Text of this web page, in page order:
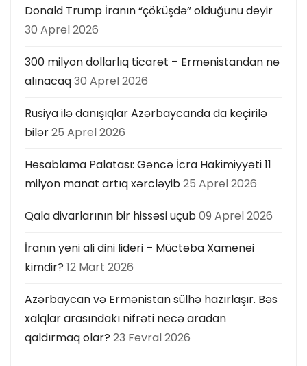
Donald Trump İranın “çöküşdə” olduğunu deyir
30 Aprel 2026
300 milyon dollarlıq ticarət – Ermənistandan nə
alınacaq30 Aprel 2026
Rusiya ilə danışıqlar Azərbaycanda da keçirilə
bilər25 Aprel 2026
Hesablama Palatası: Gəncə İcra Hakimiyyəti 11
milyon manat artıq xərcləyib25 Aprel 2026
Qala divarlarının bir hissəsi uçub09 Aprel 2026
İranın yeni ali dini lideri – Müctəba Xamenei
kimdir? 12 Mart 2026
Azərbaycan və Ermənistan sülhə hazırlaşır. Bəs
xalqlar arasındakı nifrəti necə aradan
qaldırmaq olar? 23 Fevral 2026